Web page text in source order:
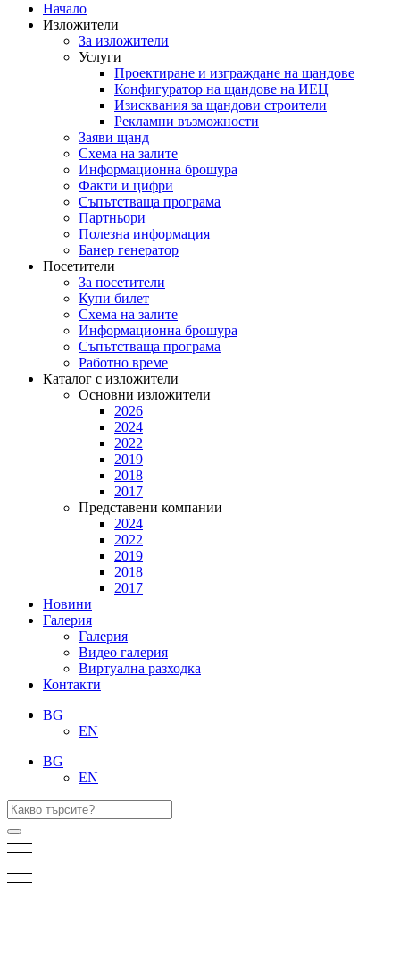
Начало
Изложители
За изложители
Услуги
Проектиране и изграждане на щандове
Конфигуратор на щандове на ИЕЦ
Изисквания за щандови строители
Рекламни възможности
Заяви щанд
Схема на залите
Информационна брошура
Факти и цифри
Съпътстваща програма
Партньори
Полезна информация
Банер генератор
Посетители
За посетители
Купи билет
Схема на залите
Информационна брошура
Съпътстваща програма
Работно време
Каталог с изложители
Основни изложители
2026
2024
2022
2019
2018
2017
Представени компании
2024
2022
2019
2018
2017
Новини
Галерия
Галерия
Видео галерия
Виртуална разходка
Контакти
BG
EN
BG
EN